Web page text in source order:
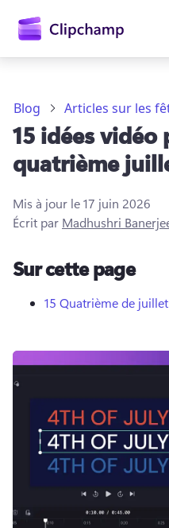
principal
Blog Articles sur les
15 idées
quatrième
Mis à jour le17 juin 2026
Écrit par Madhushri
Sur cette page
15 Quatrième de